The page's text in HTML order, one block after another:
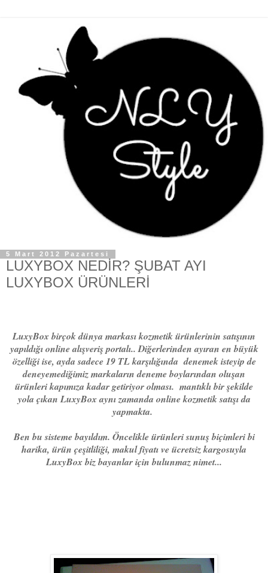
5 Mart 2012 Pazartesi
LUXYBOX NEDİR? ŞUBAT AYI
LUXYBOX ÜRÜNLERİ
LuxyBox birçok dünya markası kozmetik ürünlerinin satışının
yapıldığı online alışveriş portalı.. Diğerlerinden ayıran en büyük
özelliği ise, ayda sadece 19 TL karşılığında denemek isteyip de
deneyemediğimiz markaların deneme boylarından oluşan
ürünleri kapımıza kadar getiriyor olması. mantıklı bir şekilde
yola çıkan LuxyBox aynı zamanda online kozmetik satışı da
yapmakta.
Ben bu sisteme bayıldım. Öncelikle ürünleri sunuş biçimleri bi
harika, ürün çeşitliliği, makul fiyatı ve ücretsiz kargosuyla
LuxyBox biz bayanlar için bulunmaz nimet...